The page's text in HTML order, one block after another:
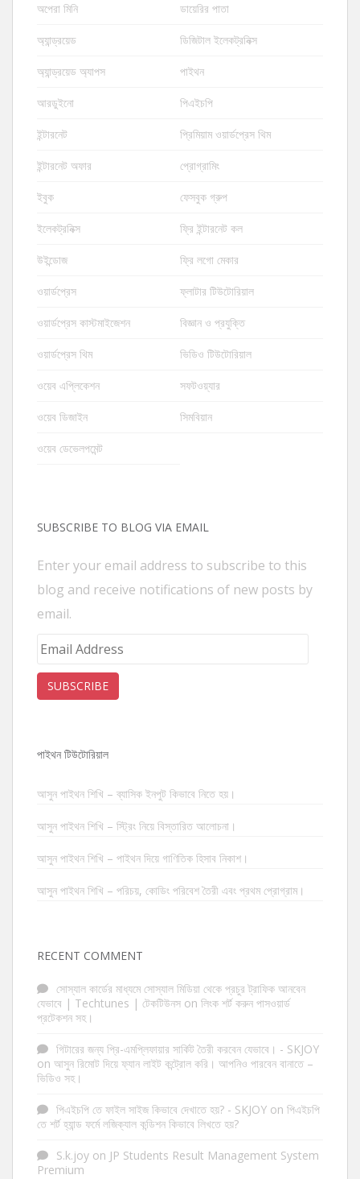
অপেরা মিনি
অ্যান্ড্রয়েড
অ্যান্ড্রয়েড অ্যাপস
আরডুইনো
ইন্টারনেট
ইন্টারনেট অফার
ইবুক
ইলেকট্রনিক্স
উইন্ডোজ
ওয়ার্ডপ্রেস
ওয়ার্ডপ্রেস কাস্টমাইজেশন
ওয়ার্ডপ্রেস থিম
ওয়েব এপ্লিকেশন
ওয়েব ডিজাইন
ওয়েব ডেভেলপমেন্ট
ডায়েরির পাতা
ডিজিটাল ইলেকট্রনিক্স
পাইথন
পিএইচপি
প্রিমিয়াম ওয়ার্ডপ্রেস থিম
প্রোগ্রামিং
ফেসবুক গ্রুপ
ফ্রি ইন্টারনেট কল
ফ্রি লগো মেকার
ফ্লাটার টিউটোরিয়াল
বিজ্ঞান ও প্রযুক্তি
ভিডিও টিউটোরিয়াল
সফটওয়্যার
সিমবিয়ান
SUBSCRIBE TO BLOG VIA EMAIL
Enter your email address to subscribe to this
blog and receive notifications of new posts by
email.
Email
Address
SUBSCRIBE
পাইথন টিউটোরিয়াল
আসুন পাইথন শিখি – ব্যাসিক ইনপুট কিভাবে নিতে হয়।
আসুন পাইথন শিখি – স্ট্রিং নিয়ে বিস্তারিত আলোচনা।
আসুন পাইথন শিখি – পাইথন দিয়ে গাণিতিক হিসাব নিকাশ।
আসুন পাইথন শিখি – পরিচয়, কোডিং পরিবেশ তৈরী এবং প্রথম প্রোগ্রাম।
RECENT COMMENT
সোস্যাল কার্ডের মাধ্যমে সোস্যাল মিডিয়া থেকে প্রচুর ট্রাফিক আনবেন
যেভাবে | Techtunes | টেকটিউনস on লিংক শর্ট করুন পাসওয়ার্ড
প্রটেকশন সহ।
গিটারের জন্য প্রি-এমপ্লিফায়ার সার্কিট তৈরী করবেন যেভাবে। - SKJOY
on আসুন রিমোট দিয়ে ফ্যান লাইট কন্ট্রোল করি। আপনিও পারবেন বানাতে –
ভিডিও সহ।
পিএইচপি তে ফাইল সাইজ কিভাবে দেখাতে হয়? - SKJOY on পিএইচপি
তে শর্ট হ্যান্ড ফর্মে লজিক্যাল কন্ডিশন কিভাবে লিখতে হয়?
S.k.joy on JP Students Result Management System
Premium